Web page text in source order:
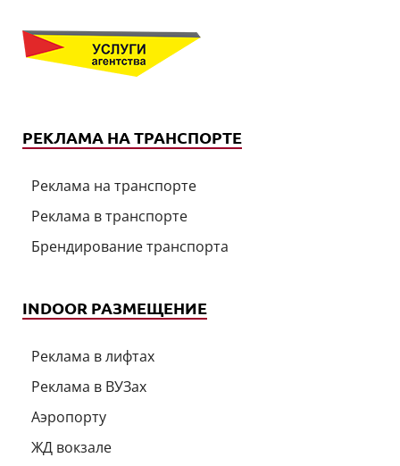
РЕКЛАМА НА ТРАНСПОРТЕ
Реклама на транспорте
Реклама в транспорте
Брендирование транспорта
INDOOR РАЗМЕЩЕНИЕ
Реклама в лифтах
Реклама в ВУЗах
Аэропорту
ЖД вокзале